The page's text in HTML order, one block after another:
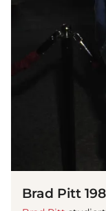
Brad Pitt